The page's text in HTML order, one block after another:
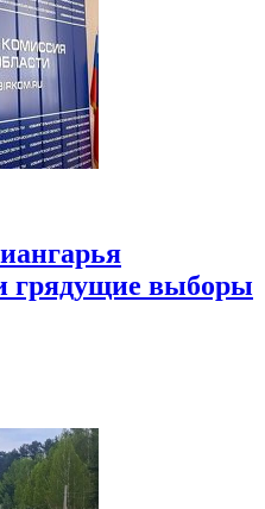
грядущие выборы